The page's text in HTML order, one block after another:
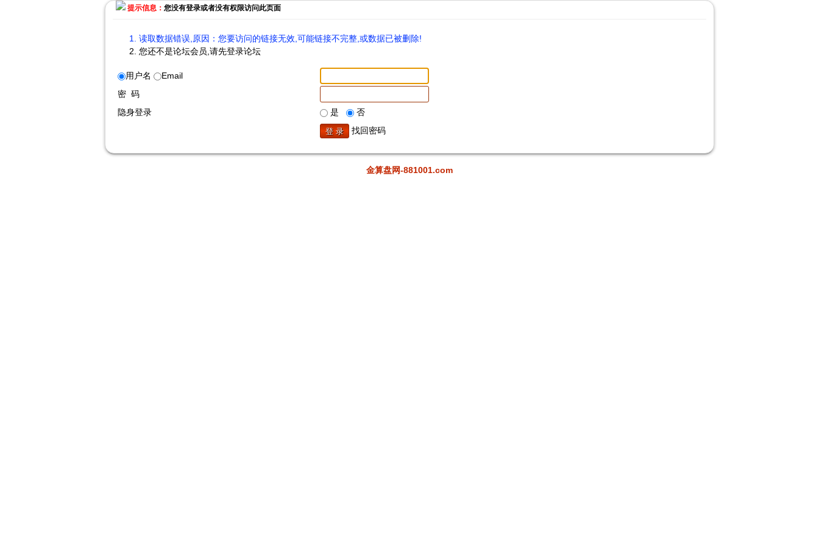
提示信息： 您没有登录或者没有权限访问此页面
读取数据错误,原因：您要访问的链接无效,可能链接不完整,或数据已被删除!
您还不是论坛会员,请先登录论坛
用户名
Email
密 码
隐身登录
是
否
找回密码
金算盘网-881001.com